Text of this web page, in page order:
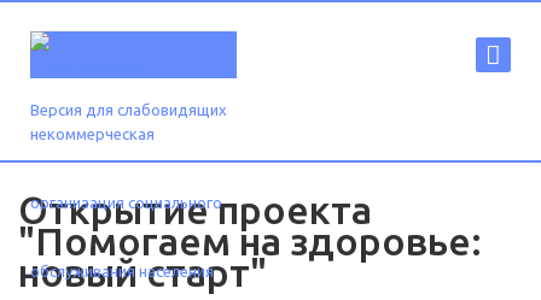
Версия для слабовидящих
Открытие проекта
"Помогаем на здоровье:
новый старт"